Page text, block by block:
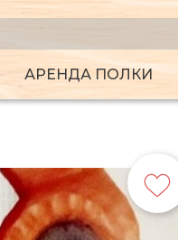
АРЕНДА ПОЛКИ